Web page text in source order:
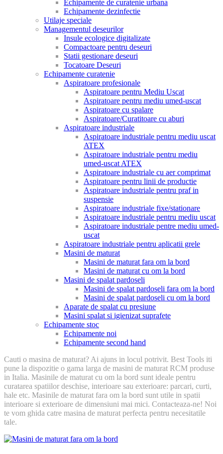
Echipamente de curatenie urbana
Echipamente dezinfectie
Utilaje speciale
Managementul deseurilor
Insule ecologice digitalizate
Compactoare pentru deseuri
Statii gestionare deseuri
Tocatoare Deseuri
Echipamente curatenie
Aspiratoare profesionale
Aspiratoare pentru Mediu Uscat
Aspiratoare pentru mediu umed-uscat
Aspiratoare cu spalare
Aspiratoare/Curatitoare cu aburi
Aspiratoare industriale
Aspiratoare industriale pentru mediu uscat
ATEX
Aspiratoare industriale pentru mediu
umed-uscat ATEX
Aspiratoare industriale cu aer comprimat
Aspiratoare pentru linii de productie
Aspiratoare industriale pentru praf in
suspensie
Aspiratoare industriale fixe/stationare
Aspiratoare industriale pentru mediu uscat
Aspiratoare industriale pentre mediu umed-
uscat
Aspiratoare industriale pentru aplicatii grele
Masini de maturat
Masini de maturat fara om la bord
Masini de maturat cu om la bord
Masini de spalat pardoseli
Masini de spalat pardoseli fara om la bord
Masini de spalat pardoseli cu om la bord
Aparate de spalat cu presiune
Masini spalat si igienizat suprafete
Echipamente stoc
Echipamente noi
Echipamente second hand
Cauti o masina de maturat? Ai ajuns in locul potrivit. Best Tools iti
pune la dispozitie o gama larga de masini de maturat RCM produse
in Italia. Masinile de maturat cu om la bord sunt ideale pentru
curatarea spatiilor deschise, interioare sau exterioare: parcari, curti,
hale etc. Masinile de maturat fara om la bord sunt utile in spatii
interioare si exterioare de dimensiuni mai mici. Contacteaza-ne! Noi
te vom ghida catre masina de maturat perfecta pentru necesitatile
tale.